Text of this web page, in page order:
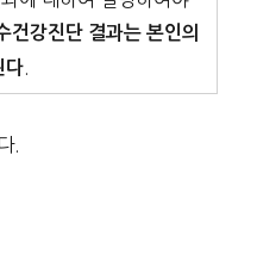
건강진단 결과는 본인의
다.
.